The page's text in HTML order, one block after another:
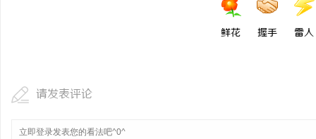
鲜花 握手 雷人
请发表评论